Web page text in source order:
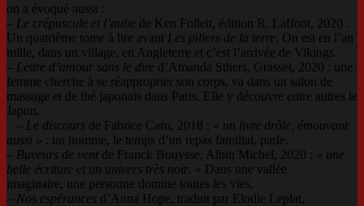
on a évoqué aussi :
– Le crépuscule et l’aube de Ken Follett, édition R. Laffont, 2020 .
Un quatrième tome à lire avant Les piliers de la terre . On est en l’an
mille, dans un village, en Angleterre et c’est l’arrivée de Vikings.
– Lettre d’amour sans le dire d’Amanda Sthers, Grasset, 2020 : une
femme cherche à se réapproprier son corps, va dans un salon de
massage et de thé japonais dans Paris. Elle y découvre entre autres le
Japon.
– Le discours de Fabrice Caro, 2018 : » un livre drôle, émouvant
aussi » : un homme, le temps d’un repas familial, parle.
– Buveurs de vent de Franck Bouysse, Albin Michel, 2020 : « une
belle écriture et un univers très noir . » Dans une vallée
imaginaire, une personne domine toutes les vies.
– Nos espérances d’Anna Hope, traduit par Elodie Leplat,